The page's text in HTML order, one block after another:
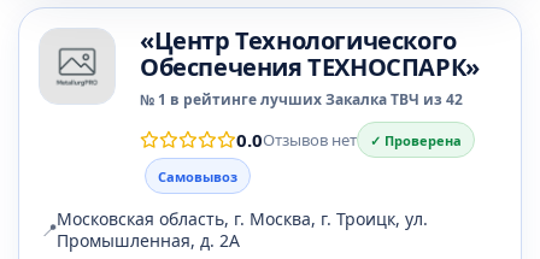
«Центр Технологического
Обеспечения ТЕХНОСПАРК»
№ 1 в рейтинге лучших Закалка ТВЧ из 42
0.0Отзывов нет
✓ Проверена
Самовывоз
📍Московская область, г. Москва, г. Троицк, ул.
Промышленная, д. 2А